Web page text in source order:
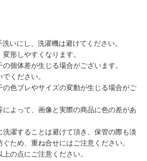
いにし、洗濯機は避けてください。
変形しやすくなります。
の個体差が生じる場合がございます。
ください。
の色ブレやサイズの変動が生じる場合がご
によって、画像と実際の商品に色の差があ
洗濯することは避けて頂き、保管の際も淡
ため、重ね合せにはご注意ください。
の点にご注意ください。